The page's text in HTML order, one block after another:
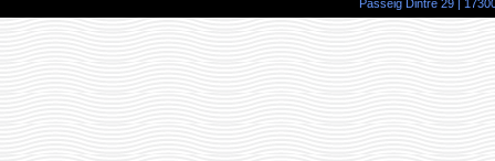
Passeig Dintre 29 |